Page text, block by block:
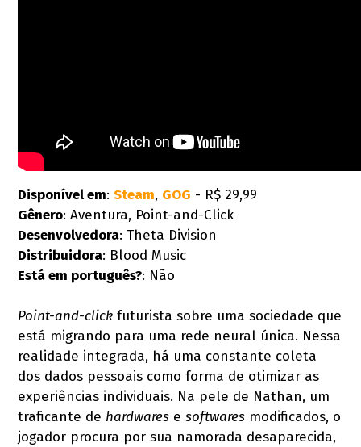
Disponível em:Steam, GOG - R$ 29,99
Gênero: Aventura, Point-and-Click
Desenvolvedora: Theta Division
Distribuidora: Blood Music
Está em português?: Não
Point-and-click futurista sobre uma sociedade que
está migrando para uma rede neural única. Nessa
realidade integrada, há uma constante coleta
dos dados pessoais como forma de otimizar as
experiências individuais. Na pele de Nathan, um
traficante de hardwares esoftwares modificados, o
jogador procura por sua namorada desaparecida,